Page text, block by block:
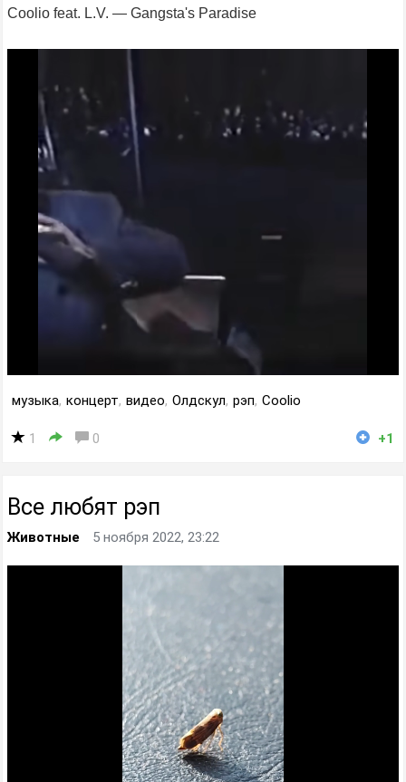
Coolio feat. L.V. — Gangsta's Paradise
музыка, концерт, видео, Олдскул, рэп, Coolio
1 0 +1
Все любят рэп
Животные 5 ноября 2022, 23:22